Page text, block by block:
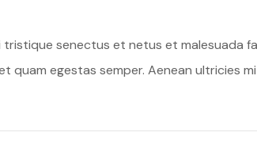
senectus et netus et malesuada
quam egestas semper. Aenean ultricies